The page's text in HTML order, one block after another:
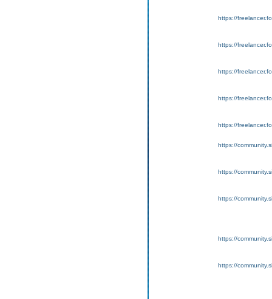
https://
https://
https://
https://
https://
https://
https://
https://
https://
https://